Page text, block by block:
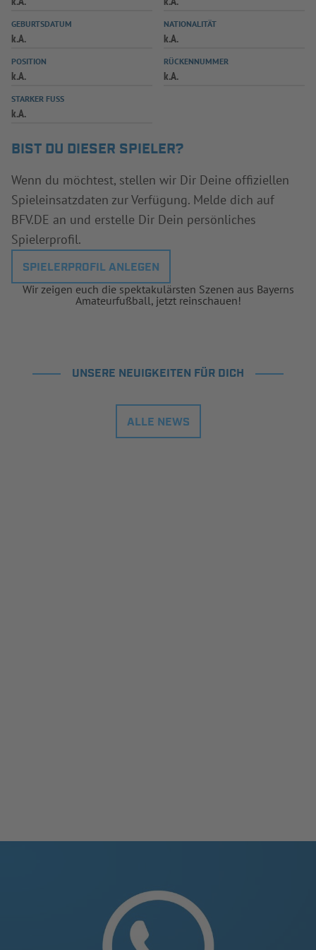
SPIELPLUS
GEBURTSDATUM
k.A.
NATIONALITÄT
k.A.
POSITION
k.A.
RÜCKENNUMMER
k.A.
STARKER FUSS
k.A.
BIST DU DIESER SPIELER?
Wenn du möchtest, stellen wir Dir Deine offiziellen
Spieleinsatzdaten zur Verfügung. Melde dich auf
BFV.DE an und erstelle Dir Dein persönliches
Spielerprofil.
SPIELERPROFIL ANLEGEN
Wir zeigen euch die spektakulärsten Szenen aus Bayerns
Amateurfußball, jetzt reinschauen!
UNSERE NEUIGKEITEN FÜR DICH
ALLE NEWS